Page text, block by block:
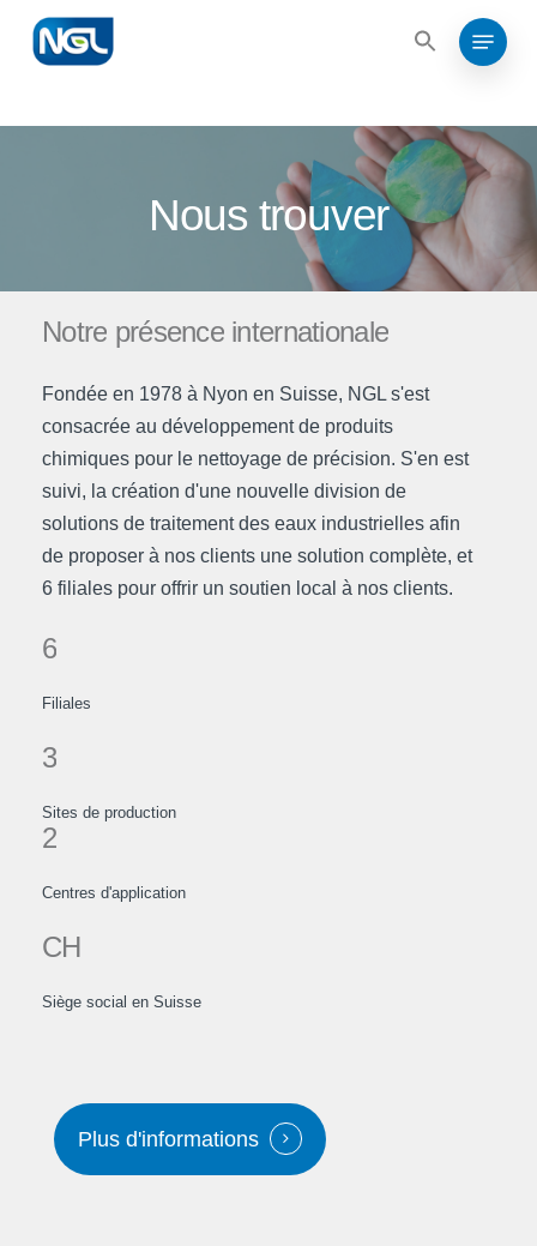
Skip
Search
Menu
Nous trouver
Notre présence internationale
Fondée en 1978 à Nyon en Suisse, NGL s'est
consacrée au développement de produits
chimiques pour le nettoyage de précision. S'en est
suivi, la création d'une nouvelle division de
solutions de traitement des eaux industrielles afin
de proposer à nos clients une solution complète, et
6 filiales pour offrir un soutien local à nos clients.
6
Filiales
3
Sites de production
2
Centres d'application
CH
Siège social en Suisse
Plus d'informations